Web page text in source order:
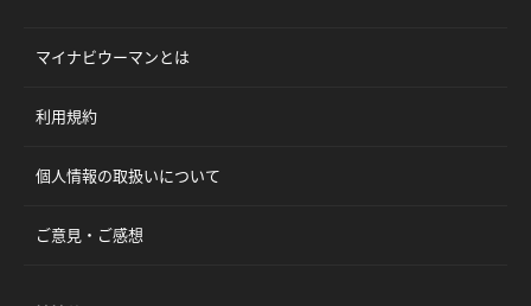
マイナビウーマンとは
利用規約
個人情報の取扱いについて
ご意見・ご感想